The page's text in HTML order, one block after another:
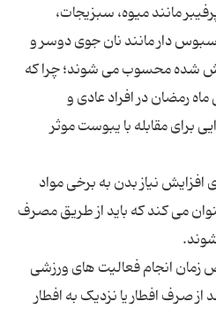
مانند میوه، سبزیجات،
دار مانند نان جوی دوسر و
شده محسوب می شوند؛ چرا که
رمضان در افراد عادی و
برای مقابله با یبوست موثر
نیاز بدن به برخی مواد
می کند که باید از طریق مصرف
انجام فعالیت های ورزشی
2 تا 3 ساعت بعد از صرف افطار یا نزدیک به افطار